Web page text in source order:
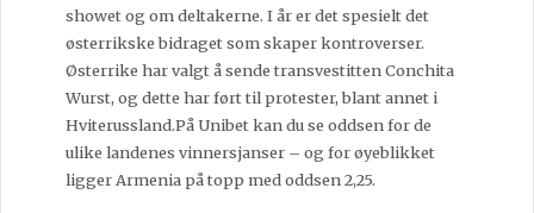
showet og om deltakerne. I år er det spesielt det
østerrikske bidraget som skaper kontroverser.
Østerrike har valgt å sende transvestitten Conchita
Wurst, og dette har ført til protester, blant annet i
Hviterussland.På Unibet kan du se oddsen for de
ulike landenes vinnersjanser – og for øyeblikket
ligger Armenia på topp med oddsen 2,25.